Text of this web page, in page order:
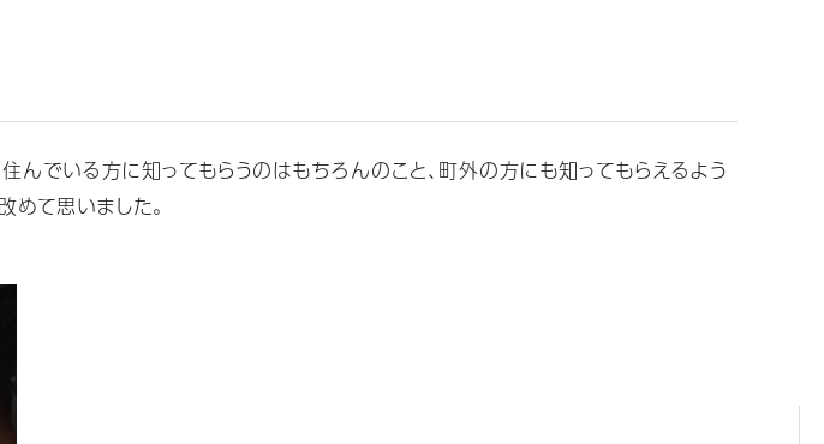
でいる方に知ってもらうのはもちろんのこと、町外の方にも知ってもらえるよう
て思いました。